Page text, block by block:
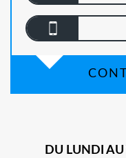
DU LUNDI